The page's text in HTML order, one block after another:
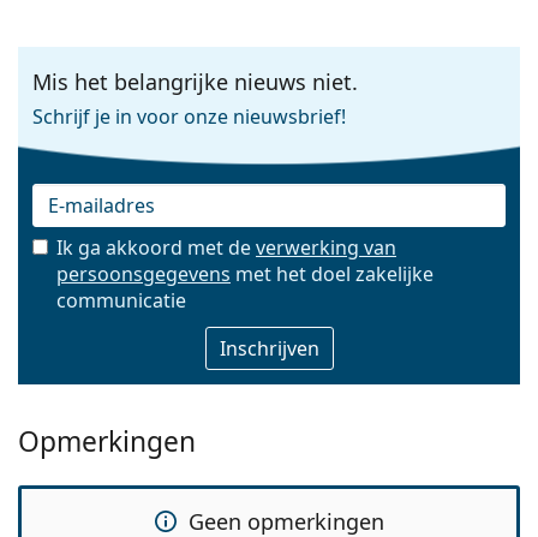
Mis het belangrijke nieuws niet.
Schrijf je in voor onze nieuwsbrief!
E-mail
Ik ga akkoord met deverwerking van
persoonsgegevens met het doel zakelijke
communicatie
Opmerkingen
Geen opmerkingen